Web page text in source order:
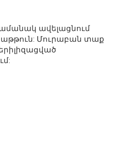
ավելացնում
Մուրաբան տաք